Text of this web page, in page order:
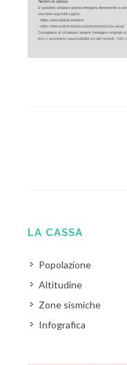
LA CASSA
Popolazione
Altitudine
Zone sismiche
Infografica